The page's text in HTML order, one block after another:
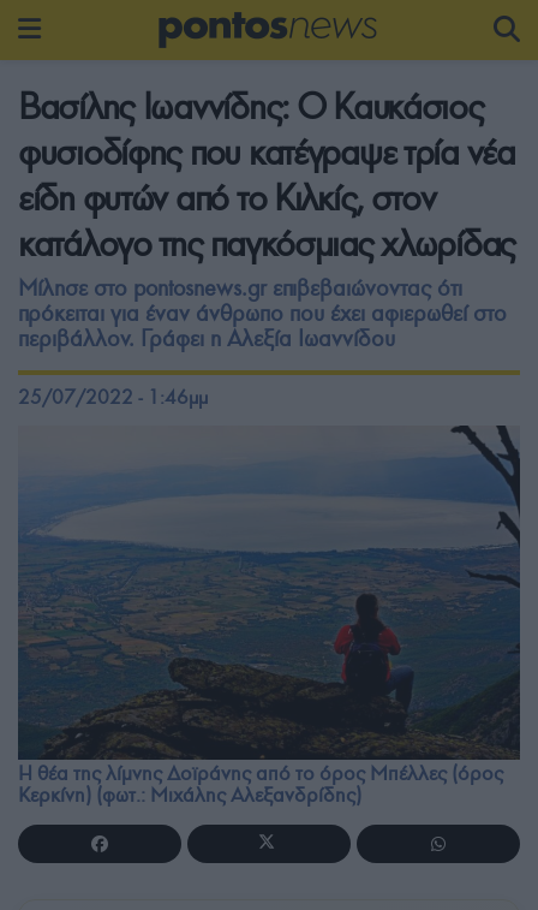
Βασίλης Ιωαννίδης: Ο Καυκάσιος
φυσιοδίφης που κατέγραψε τρία νέα
είδη φυτών από το Κιλκίς, στον
κατάλογο της παγκόσμιας χλωρίδας
Μίλησε στο pontosnews.gr επιβεβαιώνοντας ότι
πρόκειται για έναν άνθρωπο που έχει αφιερωθεί στο
περιβάλλον. Γράφει η Αλεξία Ιωαννίδου
25/07/2022 - 1:46μμ
Η θέα της λίμνης Δοϊράνης από το όρος Μπέλλες (όρος
Κερκίνη) (φωτ.: Μιχάλης Αλεξανδρίδης)